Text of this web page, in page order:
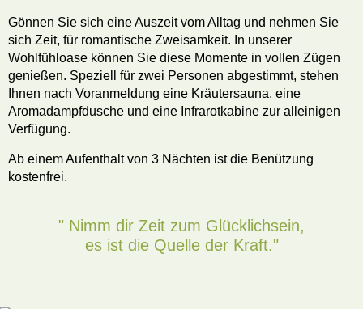
Gönnen Sie sich eine Auszeit vom Alltag und nehmen Sie
sich Zeit, für romantische Zweisamkeit. In unserer
Wohlfühloase können Sie diese Momente in vollen Zügen
genießen. Speziell für zwei Personen abgestimmt, stehen
Ihnen nach Voranmeldung eine Kräutersauna, eine
Aromadampfdusche und eine Infrarotkabine zur alleinigen
Verfügung.
Ab einem Aufenthalt von 3 Nächten ist die Benützung
kostenfrei.
" Nimm dir Zeit zum Glücklichsein,
es ist die Quelle der Kraft."